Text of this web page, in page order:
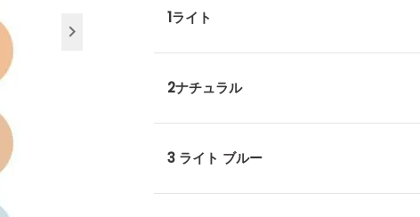
1ライト
2ナチュラル
3 ライト ブルー